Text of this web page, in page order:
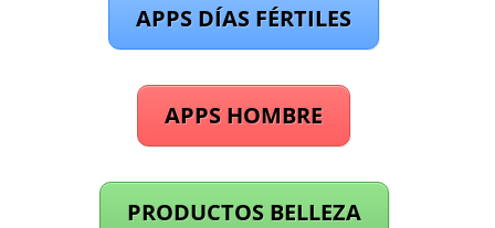
APPS DÍAS FÉRTILES
APPS HOMBRE
PRODUCTOS BELLEZA